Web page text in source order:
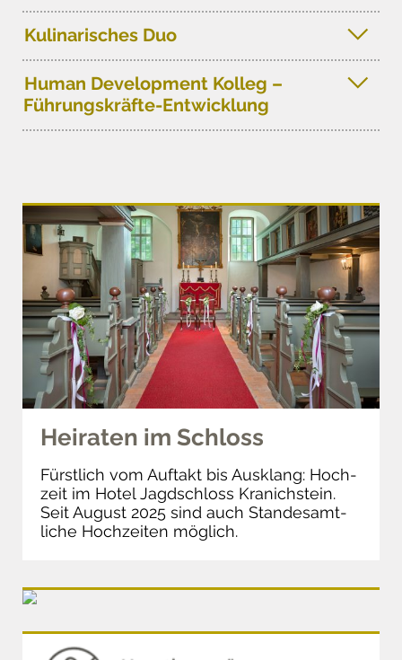
Kulinarisches Duo
Human Development Kolleg –
Führungskräfte-Entwicklung
Heiraten im Schloss
Fürst­lich vom Auftakt bis Ausklang: Hoch­
zeit im Hotel Jagd­schloss Kranich­stein.
Seit August 2025 sind auch Stan­des­amt­
liche Hoch­zeiten möglich.